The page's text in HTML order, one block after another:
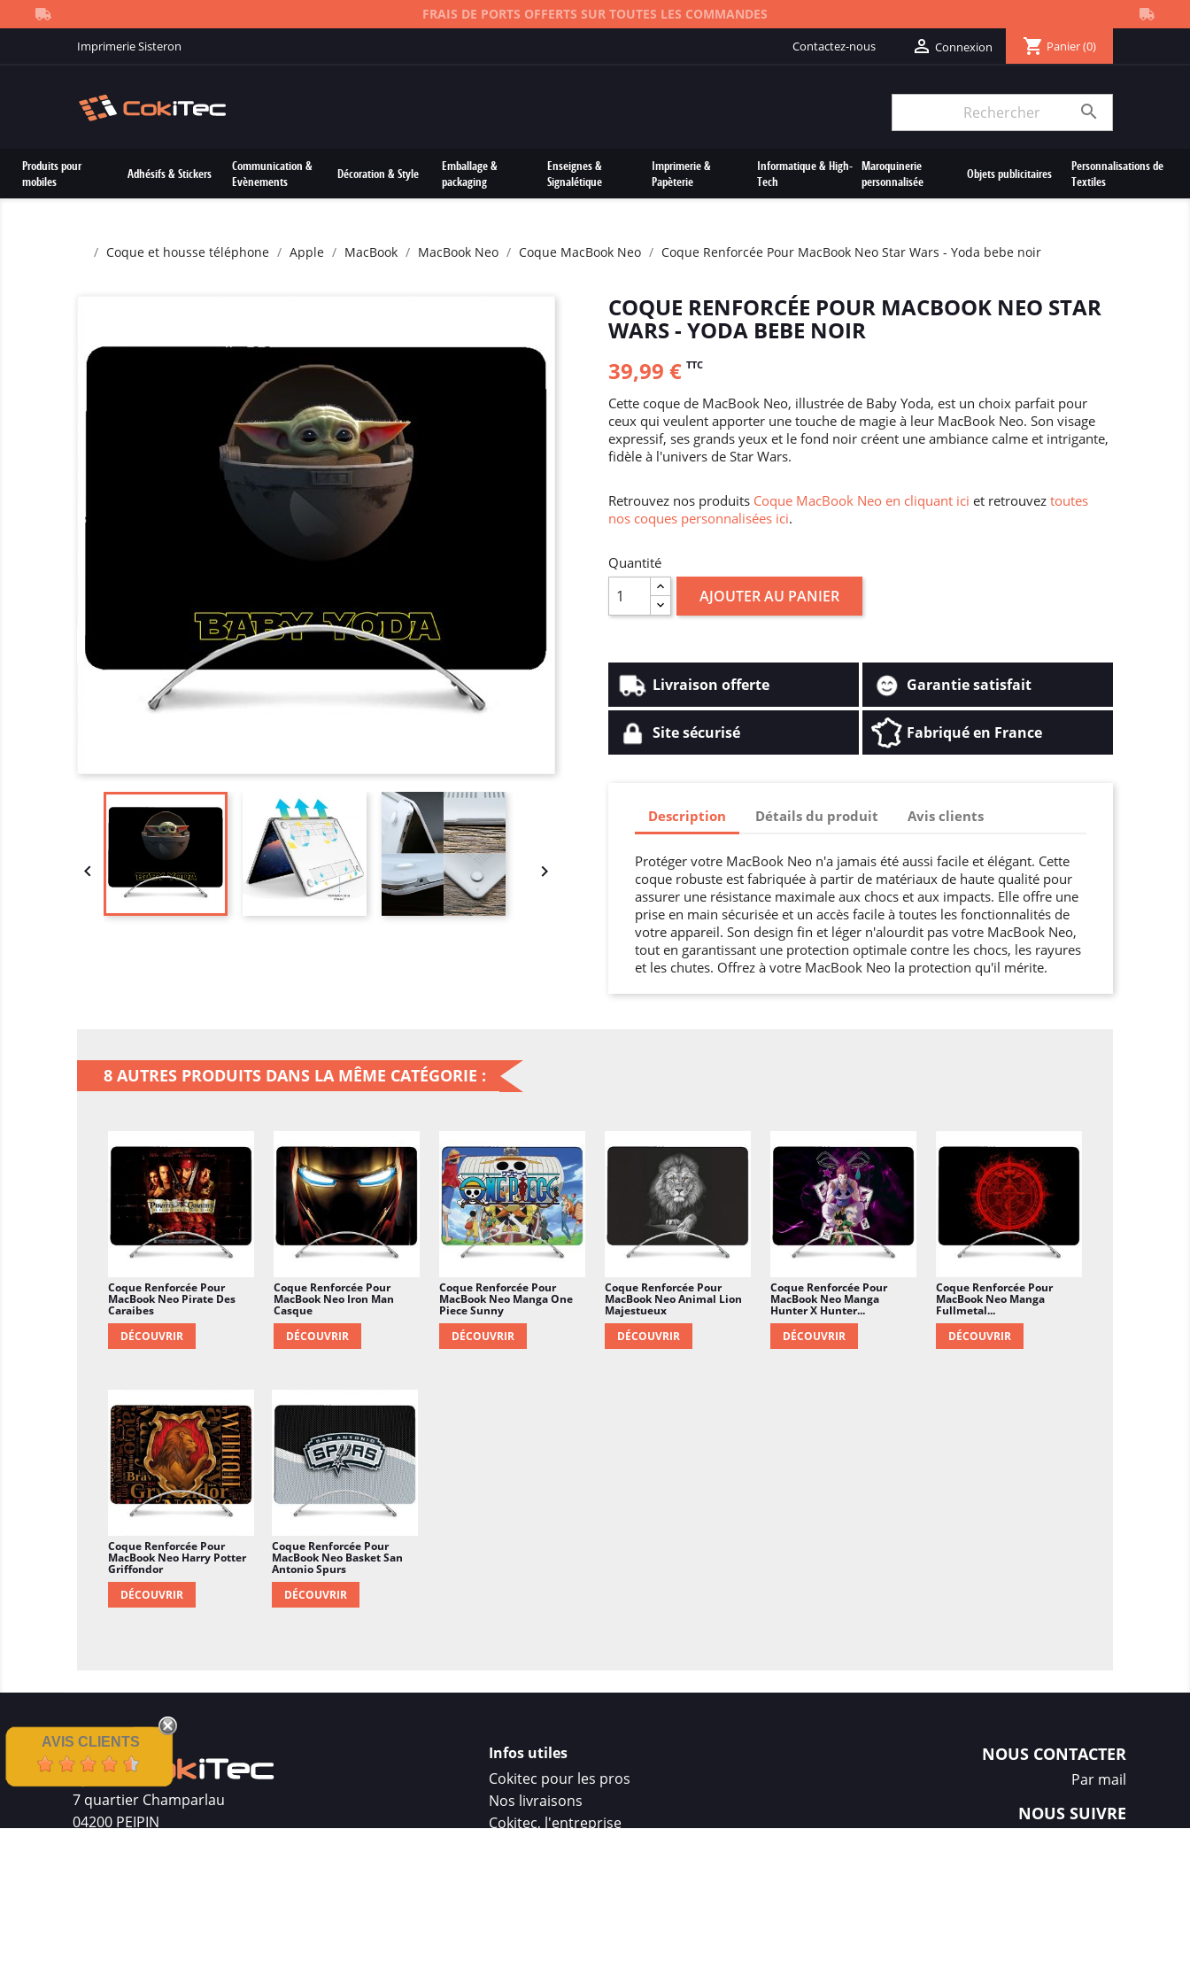
FRAIS DE PORTS OFFERTS SUR TOUTES LES COMMANDES
Imprimerie Sisteron Contactez-nous  Connexion shopping_cart Panier(0)

Produits pour
mobiles
Adhésifs & Stickers
Communication &
Evènements
Décoration & Style
Emballage &
packaging
Enseignes &
Signalétique
Imprimerie &
Papèterie
Informatique & High-
Tech
Maroquinerie
personnalisée
Objets publicitaires
Personnalisations de
Textiles
Coque et housse téléphone Apple MacBook MacBook Neo Coque MacBook Neo Coque Renforcée Pour MacBook Neo Star Wars - Yoda bebe noir
 
COQUE RENFORCÉE POUR MACBOOK NEO STAR
WARS - YODA BEBE NOIR
39,99 € TTC
Cette coque de MacBook Neo, illustrée de Baby Yoda, est un choix parfait pour
ceux qui veulent apporter une touche de magie à leur MacBook Neo. Son visage
expressif, ses grands yeux et le fond noir créent une ambiance calme et intrigante,
fidèle à l'univers de Star Wars.
Retrouvez nos produits Coque MacBook Neo en cliquant ici et retrouvez toutes
nos coques personnalisées ici.
Quantité
AJOUTER AU PANIER
Livraison offerte Garantie satisfait
Site sécurisé Fabriqué en France
Description Détails du produit Avis clients
Protéger votre MacBook Neo n'a jamais été aussi facile et élégant. Cette
coque robuste est fabriquée à partir de matériaux de haute qualité pour
assurer une résistance maximale aux chocs et aux impacts. Elle offre une
prise en main sécurisée et un accès facile à toutes les fonctionnalités de
votre appareil. Son design fin et léger n'alourdit pas votre MacBook Neo,
tout en garantissant une protection optimale contre les chocs, les rayures
et les chutes. Offrez à votre MacBook Neo la protection qu'il mérite.
8 AUTRES PRODUITS DANS LA MÊME CATÉGORIE :
Coque Renforcée Pour
MacBook Neo Pirate Des
Caraibes
DÉCOUVRIR
Coque Renforcée Pour
MacBook Neo Iron Man
Casque
DÉCOUVRIR
Coque Renforcée Pour
MacBook Neo Manga One
Piece Sunny
DÉCOUVRIR
Coque Renforcée Pour
MacBook Neo Animal Lion
Majestueux
DÉCOUVRIR
Coque Renforcée Pour
MacBook Neo Manga
Hunter X Hunter...
DÉCOUVRIR
Coque Renforcée Pour
MacBook Neo Manga
Fullmetal...
DÉCOUVRIR
Coque Renforcée Pour
MacBook Neo Harry Potter
Griffondor
DÉCOUVRIR
Coque Renforcée Pour
MacBook Neo Basket San
Antonio Spurs
DÉCOUVRIR
7 quartier Champarlau
04200 PEIPIN
Infos utiles
Cokitec pour les pros
Nos livraisons
Cokitec, l'entreprise
NOUS CONTACTER
Par mail
NOUS SUIVRE
AVIS CLIENTS